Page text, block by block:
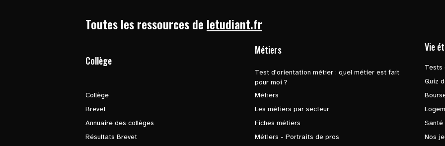
Toutes les ressources de letudiant.fr
Collège
Collège
Brevet
Annuaire des collèges
Résultats Brevet
Métiers
Test d'orientation métier : quel métier est fait
pour moi ?
Métiers
Les métiers par secteur
Fiches métiers
Métiers - Portraits de pros
Vie
Tests
Quiz
Santé
Nos